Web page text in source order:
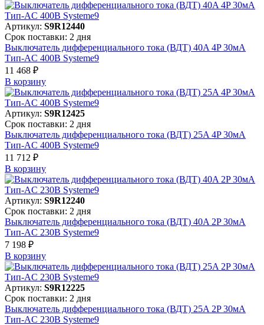
Артикул: S9R12440
Срок поставки: 2 дня
Выключатель дифференциального тока (ВДТ) 40A 4P 30мА
Тип-AC 400В Systeme9
11 468 ₽
В корзинy
Артикул: S9R12425
Срок поставки: 2 дня
Выключатель дифференциального тока (ВДТ) 25A 4P 30мА
Тип-AC 400В Systeme9
11 712 ₽
В корзинy
Артикул: S9R12240
Срок поставки: 2 дня
Выключатель дифференциального тока (ВДТ) 40A 2P 30мА
Тип-AC 230В Systeme9
7 198 ₽
В корзинy
Артикул: S9R12225
Срок поставки: 2 дня
Выключатель дифференциального тока (ВДТ) 25A 2P 30мА
Тип-AC 230В Systeme9